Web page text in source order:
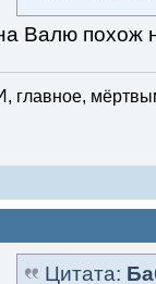
Валю похож
главное,
Цитата: